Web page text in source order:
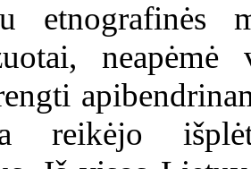
etnografinės
reikėjo